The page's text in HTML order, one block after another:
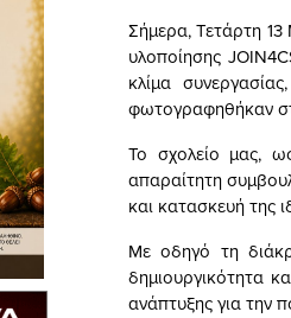
Σήμερα, Τετάρτη
υλοποίησης
κλίμα
φωτογραφηθήκαν
Το σχολείο μας,
απαραίτητη
και κατασκευή της
Με οδηγό τη
δημιουργικότητα
ανάπτυξης για την